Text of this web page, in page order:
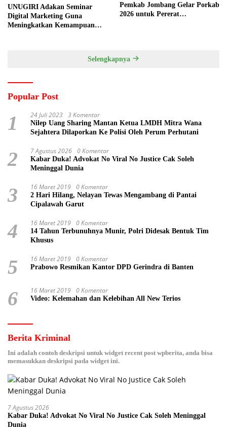
UNUGIRI Adakan Seminar
Digital Marketing Guna
Meningkatkan Kemampuan
Pemkab Jombang Gelar Porkab
2026 untuk Pererat
Selengkapnya
Popular Post
1 24 Juli 2023 3 Komentar
Nilep Uang Sharing Mantan Ketua LMDH Mitra Wana
Sejahtera Dilaporkan Ke Polisi Oleh Perum Perhutani
2 7 Agustus 2026 0 Komentar
Kabar Duka! Advokat No Viral No Justice Cak Soleh
Meninggal Dunia
3 16 Maret 2019 0 Komentar
2 Hari Hilang, Nelayan Tewas Mengambang di Pantai
Cipalawah Garut
4 16 Maret 2019 0 Komentar
14 Tahun Terbunuhnya Munir, Polri Didesak Bentuk Tim
Khusus
5 16 Maret 2019 0 Komentar
Prabowo Resmikan Kantor DPD Gerindra di Banten
6 16 Maret 2019 0 Komentar
Video: Kelemahan dan Kelebihan All New Terios
Berita Kriminal
Ini adalah contoh deskripsi untuk widget recent post wpberita, anda bisa
memasukkan deskripsi pada widget ini.
7 Agustus 2026
Kabar Duka! Advokat No Viral No Justice Cak Soleh Meninggal
Dunia